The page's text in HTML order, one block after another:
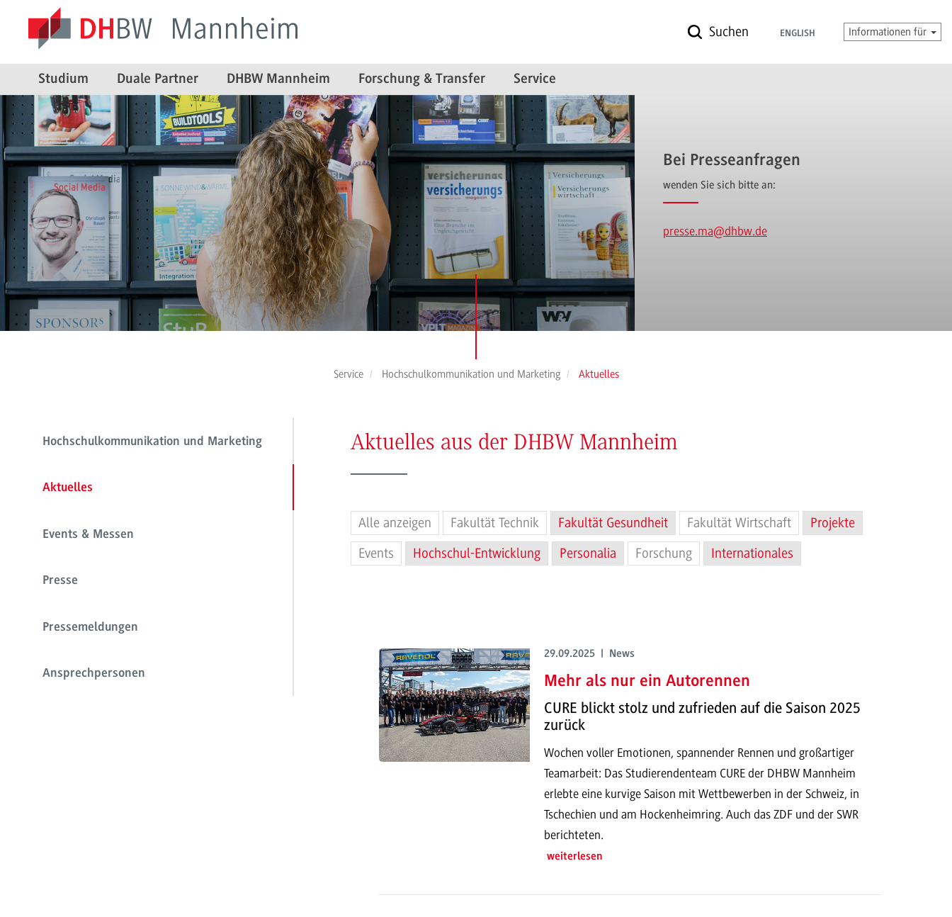
Suchen ENGLISH Informationen für
Studium Duale Partner DHBW Mannheim Forschung & Transfer Service
Bei Presseanfragen
wenden Sie sich bitte an:
presse.ma@dhbw.de
Service Hochschulkommunikation und Marketing Aktuelles
Hochschulkommunikation und Marketing
Aktuelles
Events & Messen
Presse
Pressemeldungen
Ansprechpersonen
Aktuelles aus der DHBW Mannheim
Alle anzeigen Fakultät Technik Fakultät Gesundheit Fakultät Wirtschaft
Projekte
Events
Hochschul-Entwicklung Personalia Forschung Internationales
29.09.2025 | News
Mehr als nur ein Autorennen
CURE blickt stolz und zufrieden auf die Saison 2025
zurück
Wochen voller Emotionen, spannender Rennen und großartiger
Teamarbeit: Das Studierendenteam CURE der DHBW Mannheim
erlebte eine kurvige Saison mit Wettbewerben in der Schweiz, in
Tschechien und am Hockenheimring. Auch das ZDF und der SWR
berichteten.
weiterlesen